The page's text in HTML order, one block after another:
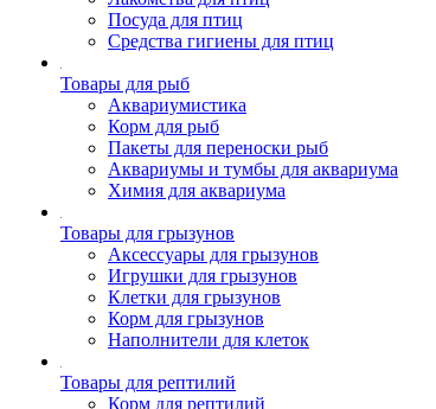
Посуда для птиц
Средства гигиены для птиц
Товары для рыб
Аквариумистика
Корм для рыб
Пакеты для переноски рыб
Аквариумы и тумбы для аквариума
Химия для аквариума
Товары для грызунов
Аксессуары для грызунов
Игрушки для грызунов
Клетки для грызунов
Корм для грызунов
Наполнители для клеток
Товары для рептилий
Корм для рептилий